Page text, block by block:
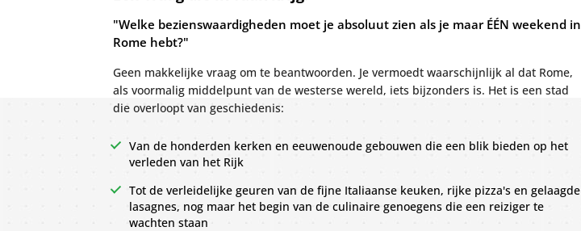
"Welke bezienswaardigheden moet je absoluut zien als je maar ÉÉN weekend in
Rome hebt?"
Geen makkelijke vraag om te beantwoorden. Je vermoedt waarschijnlijk al dat Rome,
als voormalig middelpunt van de westerse wereld, iets bijzonders is. Het is een stad
die overloopt van geschiedenis:
Van de honderden kerken en eeuwenoude gebouwen die een blik bieden op het
verleden van het Rijk
Tot de verleidelijke geuren van de fijne Italiaanse keuken, rijke pizza's en gelaagde
lasagnes, nog maar het begin van de culinaire genoegens die een reiziger te
wachten staan